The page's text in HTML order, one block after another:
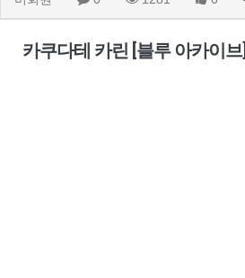
카쿠다테 카린 [블루 아카이브]